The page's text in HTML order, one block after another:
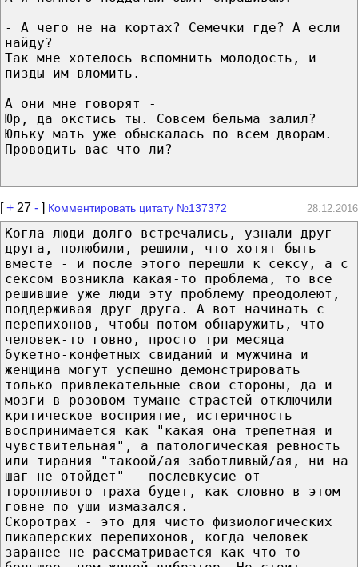
- А чего не на кортах? Семечки где? А если
найду?
Так мне хотелось вспомнить молодость, и
пизды им вломить.
А они мне говорят -
Юр, да окстись ты. Совсем бельма залил?
Юльку мать уже обыскалась по всем дворам.
Проводить вас что ли?
[+ 27 - ] Комментировать цитату №137372 28.12.2016
Когла люди долго встречались, узнали друг
друга, полюбили, решили, что хотят быть
вместе - и после этого перешли к сексу, а с
сексом возникла какая-то проблема, то все
решившие уже люди эту проблему преодолеют,
поддерживая друг друга. А вот начинать с
перепихонов, чтобы потом обнаружить, что
человек-то говно, просто три месяца
букетно-конфетных свиданий и мужчина и
женщина могут успешно демонстрировать
только привлекательные свои стороны, да и
мозги в розовом тумане страстей отключили
критическое восприятие, истеричность
воспринимается как "какая она трепетная и
чувствительная", а патологическая ревность
или тирания "такоой/ая заботливый/ая, ни на
шаг не отойдет" - послевкусие от
торопливого траха будет, как словно в этом
говне по уши измазался.
Скоротрах - это для чисто физиологических
пикаперских перепихонов, когда человек
заранее не рассматривается как что-то